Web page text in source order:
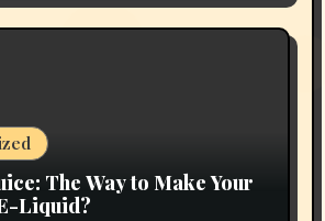
The Way to Make Your
Liquid?